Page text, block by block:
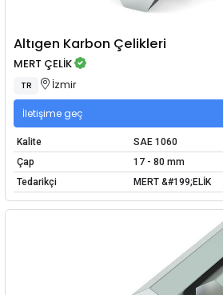
Altıgen Karbon Çelikleri
MERT ÇELİK
TR İzmir
İletişime geç
Kalite
SAE 1060
Çap
17 - 80 mm
Tedarikçi
MERT &#199;ELİK